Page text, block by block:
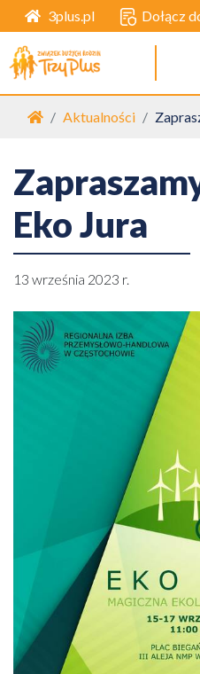
3plus.pl Dołącz
Strona główna
Aktualności
Eko Jura
13 września 2023 r.